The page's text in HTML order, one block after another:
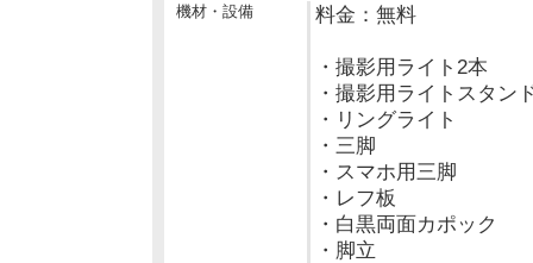
機材・設備 料金：無料
・撮影用ライト2本
・撮影用ライトスタン
・リングライト
・三脚
・スマホ用三脚
・レフ板
・白黒両面カポック
・脚立